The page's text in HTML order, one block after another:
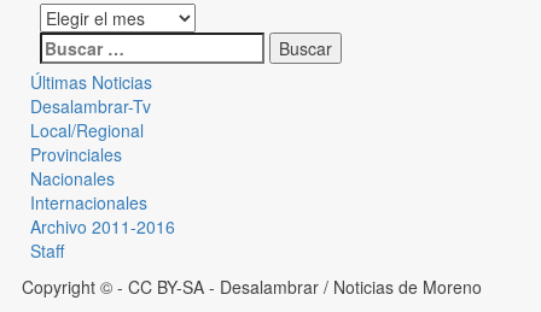
Últimas Noticias
Desalambrar-Tv
Local/Regional
Provinciales
Nacionales
Internacionales
Archivo 2011-2016
Staff
Copyright © - CC BY-SA - Desalambrar / Noticias de Moreno